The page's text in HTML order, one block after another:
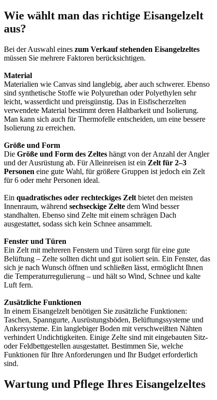
Wie wählt man das richtige Eisangelzelt
aus?
Bei der Auswahl eines zum Verkauf stehenden Eisangelzeltes
müssen Sie mehrere Faktoren berücksichtigen.
Material
Materialien wie Canvas sind langlebig, aber auch schwerer. Ebenso
sind synthetische Stoffe wie Polyurethan oder Polyethylen sehr
leicht, wasserdicht und preisgünstig. Das in Eisfischerzelten
verwendete Material bestimmt deren Haltbarkeit und Isolierung.
Man kann sich auch für Thermofelle entscheiden, um eine bessere
Isolierung zu erreichen.
Größe und Form
Die Größe und Form des Zeltes hängt von der Anzahl der Angler
und der Ausrüstung ab. Für Alleinreisen ist ein Zelt für 2–3
Personen eine gute Wahl, für größere Gruppen ist jedoch ein Zelt
für 6 oder mehr Personen ideal.
Ein quadratisches oder rechteckiges Zelt bietet den meisten
Innenraum, während sechseckige Zelte dem Wind besser
standhalten. Ebenso sind Zelte mit einem schrägen Dach
ausgestattet, sodass sich kein Schnee ansammelt.
Fenster und Türen
Ein Zelt mit mehreren Fenstern und Türen sorgt für eine gute
Belüftung – Zelte sollten dicht und gut isoliert sein. Ein Fenster, das
sich je nach Wunsch öffnen und schließen lässt, ermöglicht Ihnen
die Temperaturregulierung – und hält so Wind, Schnee und kalte
Luft fern.
Zusätzliche Funktionen
In einem Eisangelzelt benötigen Sie zusätzliche Funktionen:
Taschen, Spanngurte, Ausrüstungsböden, Belüftungssysteme und
Ankersysteme. Ein langlebiger Boden mit verschweißten Nähten
verhindert Undichtigkeiten. Einige Zelte sind mit eingebauten Sitz-
oder Feldbettgestellen ausgestattet. Bestimmen Sie, welche
Funktionen für Ihre Anforderungen und Ihr Budget erforderlich
sind.
Wartung und Pflege Ihres Eisangelzeltes